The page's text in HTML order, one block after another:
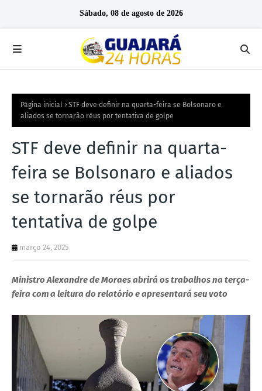
Sábado, 08 de agosto de 2026
Página inicial
STF deve definir na quarta-feira se Bolsonaro e
aliados se tornarão réus por tentativa de golpe
STF deve definir na quarta-
feira se Bolsonaro e aliados
se tornarão réus por
tentativa de golpe
março 24, 2025
Ministro Alexandre de Moraes abrirá os trabalhos na terça-
feira com a leitura do relatório e apresentará seu voto